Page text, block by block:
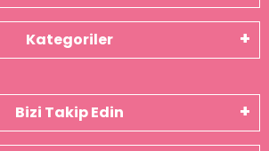
Kategoriler
Bizi Takip Edin